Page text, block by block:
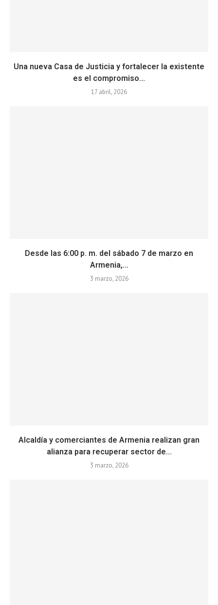
Una nueva Casa de Justicia y fortalecer la existente
es el compromiso...
17 abril, 2026
Desde las 6:00 p. m. del sábado 7 de marzo en
Armenia,...
3 marzo, 2026
Alcaldía y comerciantes de Armenia realizan gran
alianza para recuperar sector de...
3 marzo, 2026